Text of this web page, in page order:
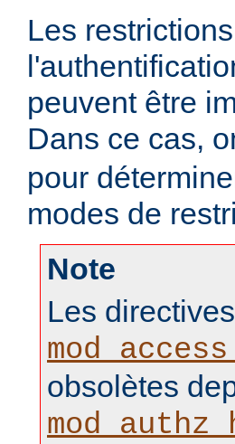
Les
peuvent être
Dans ce cas,
pour
modes de
Note
Les
obsolètes